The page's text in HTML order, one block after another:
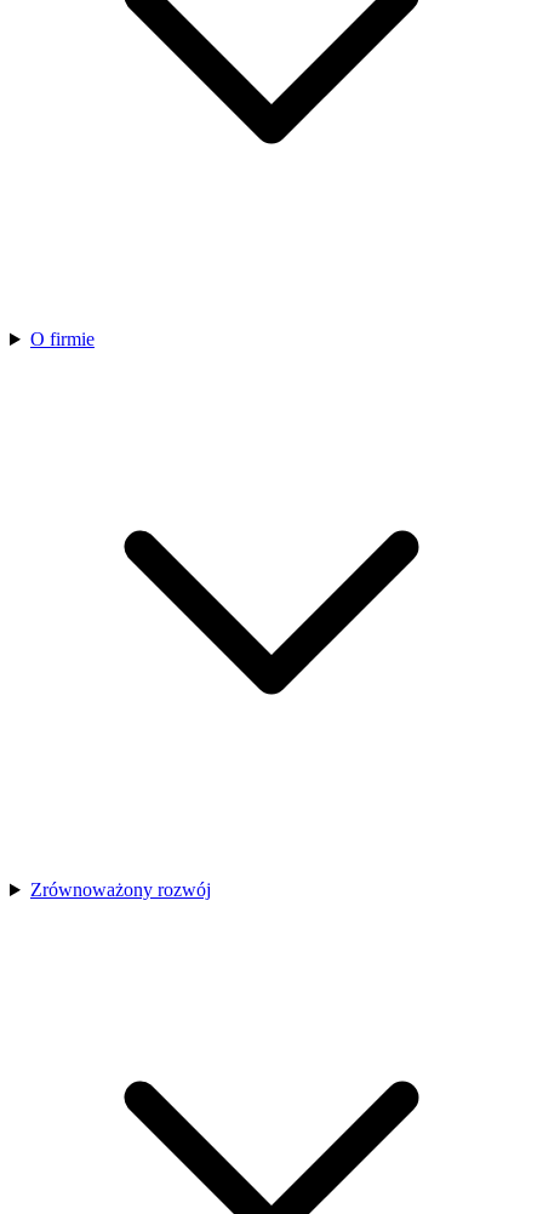
O firmie
Zrównoważony rozwój